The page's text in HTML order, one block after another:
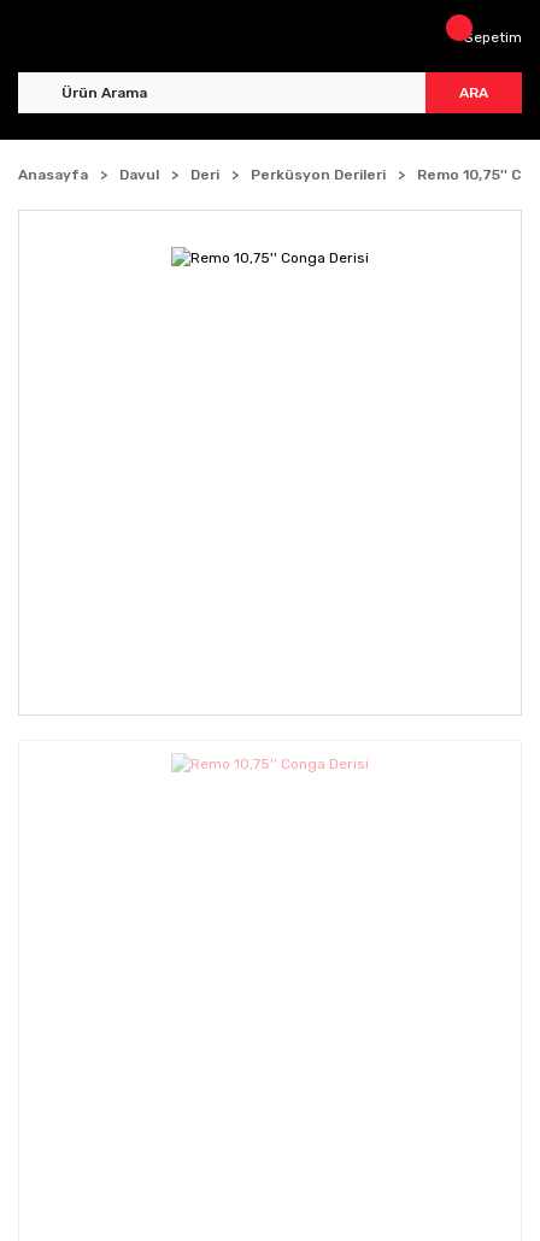
ARA
Sepetim
Anasayfa Davul Deri Perküsyon Derileri Remo 10,75''